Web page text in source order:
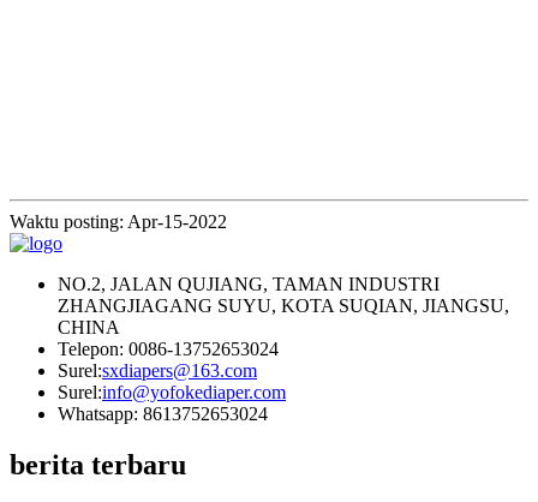
Waktu posting: Apr-15-2022
NO.2, JALAN QUJIANG, TAMAN INDUSTRI
ZHANGJIAGANG SUYU, KOTA SUQIAN, JIANGSU,
CHINA
Telepon: 0086-13752653024
Surel:sxdiapers@163.com
Surel:info@yofokediaper.com
Whatsapp: 8613752653024
berita terbaru